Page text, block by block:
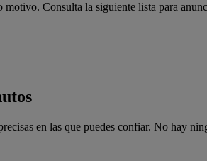
Consulta la siguiente lista para
en las que puedes confiar. No hay